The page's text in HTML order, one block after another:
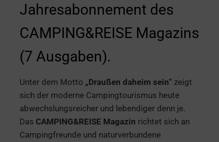
Jahresabonnement des
CAMPING&REISE Magazins
(7 Ausgaben).
Unter dem Motto „Draußen daheim sein“ zeigt
sich der moderne Campingtourismus heute
abwechslungsreicher und lebendiger denn je.
Das CAMPING&REISE Magazin richtet sich an
Campingfreunde und naturverbundene